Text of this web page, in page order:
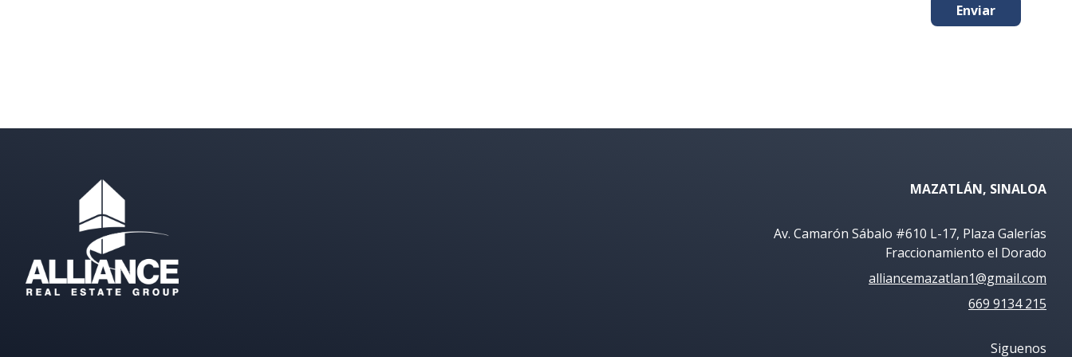
Enviar
MAZATLÁN, SINALOA
Av. Camarón Sábalo #610 L-17, Plaza Galerías
Fraccionamiento el Dorado
alliancemazatlan1@gmail.com
669 9134 215
Siguenos